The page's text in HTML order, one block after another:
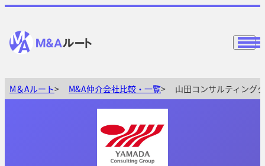
M＆Aルート M&A仲介会社比較・一覧 山田コンサルティング